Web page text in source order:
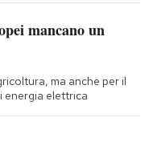
mancano un
ma anche per il
energia elettrica